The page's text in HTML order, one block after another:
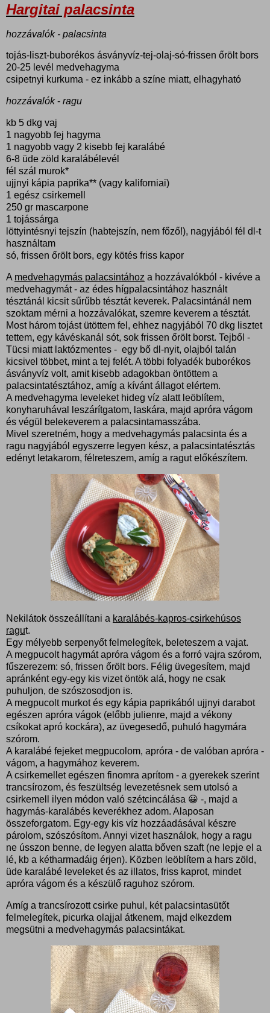
Hargitai palacsinta
hozzávalók - palacsinta
tojás-liszt-buborékos ásványvíz-tej-olaj-só-frissen őrölt bors
20-25 levél medvehagyma
csipetnyi kurkuma - ez inkább a színe miatt, elhagyható
hozzávalók- ragu
kb 5 dkg vaj
1 nagyobb fej hagyma
1 nagyobb vagy 2 kisebb fej karalábé
6-8 üde zöld karalábélevél
fél szál murok*
ujjnyi kápia paprika** (vagy kaliforniai)
1 egész csirkemell
250 gr mascarpone
1 tojássárga
löttyintésnyi tejszín (habtejszín, nem főző!), nagyjából fél dl-t
használtam
só, frissen őrölt bors, egy kötés friss kapor
A medvehagymás palacsintához a hozzávalókból - kivéve a
medvehagymát - az édes hígpalacsintához használt
tésztánál kicsit sűrűbb tésztát keverek. Palacsintánál nem
szoktam mérni a hozzávalókat, szemre keverem a tésztát.
Most három tojást ütöttem fel, ehhez nagyjából 70 dkg lisztet
tettem, egy kávéskanál sót, sok frissen őrölt borst. Tejből -
Tücsi miatt laktózmentes - egy bő dl-nyit, olajból talán
kicsivel többet, mint a tej felét. A többi folyadék buborékos
ásványvíz volt, amit kisebb adagokban öntöttem a
palacsintatésztához, amíg a kívánt állagot elértem.
A medvehagyma leveleket hideg víz alatt leöblítem,
konyharuhával leszárítgatom, laskára, majd apróra vágom
és végül belekeverem a palacsintamasszába.
Mivel szeretném, hogy a medvehagymás palacsinta és a
ragu nagyjából egyszerre legyen kész, a palacsintatésztás
edényt letakarom, félreteszem, amíg a ragut előkészítem.
Nekilátok összeállítani a karalábés-kapros-csirkehúsos
ragut.
Egy mélyebb serpenyőt felmelegítek, beleteszem a vajat.
A megpucolt hagymát apróra vágom és a forró vajra szórom,
fűszerezem: só, frissen őrölt bors. Félig üvegesítem, majd
apránként egy-egy kis vizet öntök alá, hogy ne csak
puhuljon, de szószosodjon is.
A megpucolt murkot és egy kápia paprikából ujjnyi darabot
egészen apróra vágok (előbb julienre, majd a vékony
csíkokat apró kockára), az üvegesedő, puhuló hagymára
szórom.
A karalábé fejeket megpucolom, apróra - de valóban apróra -
vágom, a hagymához keverem.
A csirkemellet egészen finomra aprítom - a gyerekek szerint
trancsírozom, és feszültség levezetésnek sem utolsó a
csirkemell ilyen módon való szétcincálása 😀 -, majd a
hagymás-karalábés keverékhez adom. Alaposan
összeforgatom. Egy-egy kis víz hozzáadásával készre
párolom, szószósítom. Annyi vizet használok, hogy a ragu
ne ússzon benne, de legyen alatta bőven szaft (ne lepje el a
lé, kb a kétharmadáig érjen). Közben leöblítem a hars zöld,
üde karalábé leveleket és az illatos, friss kaprot, mindet
apróra vágom és a készülő raguhoz szórom.
Amíg a trancsírozott csirke puhul, két palacsintasütőt
felmelegítek, picurka olajjal átkenem, majd elkezdem
megsütni a medvehagymás palacsintákat.